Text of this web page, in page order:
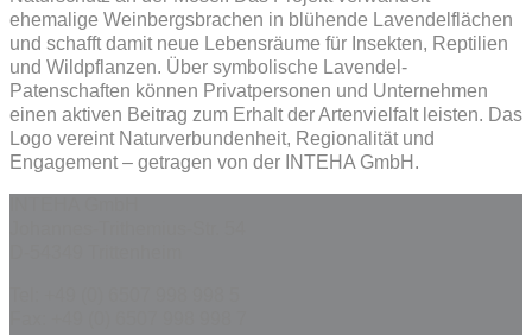
nach:
ehemalige Weinbergsbrachen in blühende Lavendelflächen
und schafft damit neue Lebensräume für Insekten, Reptilien
und Wildpflanzen. Über symbolische Lavendel-
Patenschaften können Privatpersonen und Unternehmen
einen aktiven Beitrag zum Erhalt der Artenvielfalt leisten. Das
Logo vereint Naturverbundenheit, Regionalität und
Engagement – getragen von der INTEHA GmbH.